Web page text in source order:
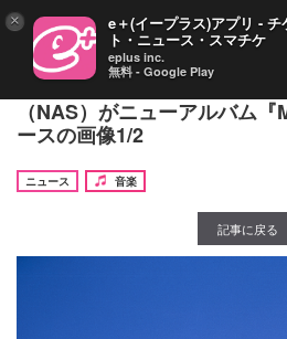
グラミー賞受賞のレジェンド
（NAS）がニューアルバム
ースの画像1/2
ニュース
音楽
記事に戻る
× e＋(イープラス)アプリ - チ
ト・ニュース・スマチケ
eplus inc.
無料 - Google Play